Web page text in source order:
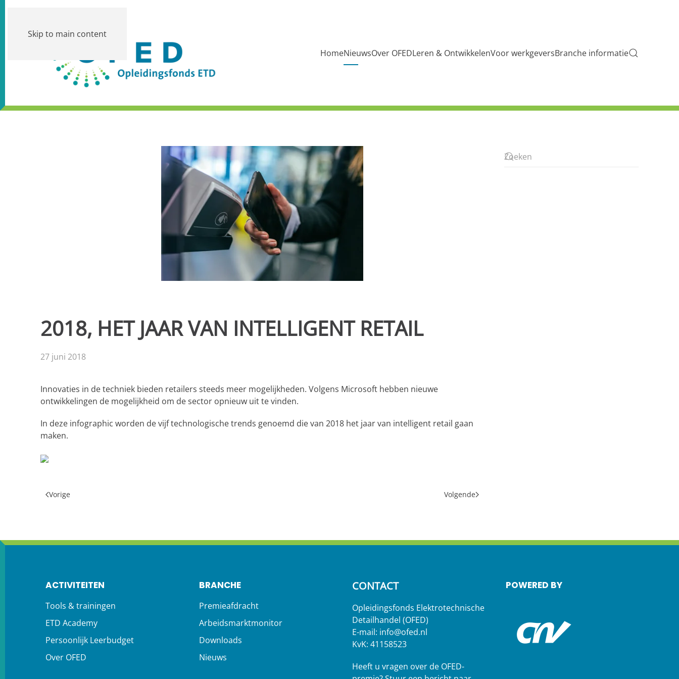
Skip to main content
HomeNieuwsOver OFEDLeren & OntwikkelenVoor werkgeversBranche informatie
2018, HET JAAR VAN INTELLIGENT RETAIL
27 juni 2018
Innovaties in de techniek bieden retailers steeds meer mogelijkheden. Volgens Microsoft hebben nieuwe
ontwikkelingen de mogelijkheid om de sector opnieuw uit te vinden.
In deze infographic worden de vijf technologische trends genoemd die van 2018 het jaar van intelligent retail gaan
maken.
Vorige Volgende
ACTIVITEITEN
Tools & trainingen
ETD Academy
Persoonlijk Leerbudget
Over OFED
BRANCHE
Premieafdracht
Arbeidsmarktmonitor
Downloads
Nieuws
CONTACT
Opleidingsfonds Elektrotechnische
Detailhandel (OFED)
E-mail: info@ofed.nl
KvK: 41158523
Heeft u vragen over de OFED-
POWERED BY